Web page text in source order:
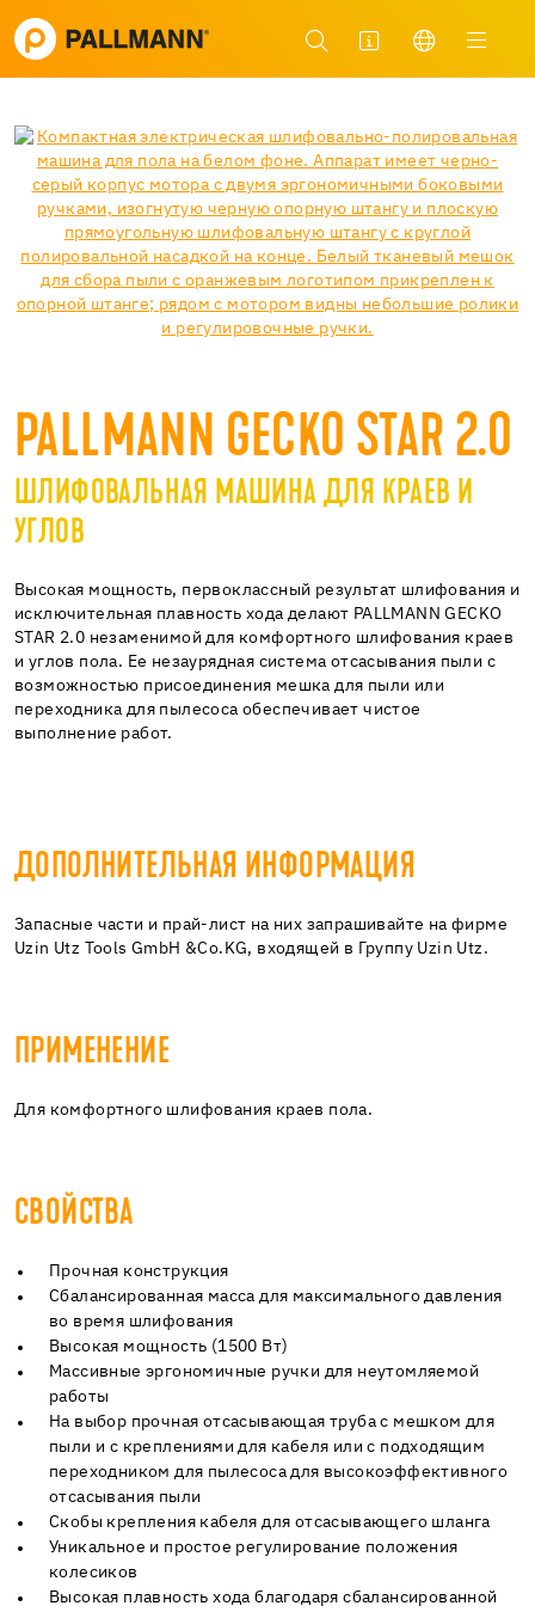
PALLMANN GECKO STAR 2.0
ШЛИФОВАЛЬНАЯ МАШИНА ДЛЯ КРАЕВ И
УГЛОВ
Высокая мощность, первоклассный результат шлифования и
исключительная плавность хода делают PALLMANN GECKO
STAR 2.0 незаменимой для комфортного шлифования краев
и углов пола. Ее незаурядная система отсасывания пыли с
возможностью присоединения мешка для пыли или
переходника для пылесоса обеспечивает чистое
выполнение работ.
ДОПОЛНИТЕЛЬНАЯ ИНФОРМАЦИЯ
Запасные части и прай-лист на них запрашивайте на фирме
Uzin Utz Tools GmbH &Co.KG, входящей в Группу Uzin Utz.
ПРИМЕНЕНИЕ
Для комфортного шлифования краев пола.
СВОЙСТВА
Прочная конструкция
Сбалансированная масса для максимального давления
во время шлифования
Высокая мощность (1500 Вт)
Массивные эргономичные ручки для неутомляемой
работы
На выбор прочная отсасывающая труба с мешком для
пыли и с креплениями для кабеля или с подходящим
переходником для пылесоса для высокоэффективного
отсасывания пыли
Скобы крепления кабеля для отсасывающего шланга
Уникальное и простое регулирование положения
колесиков
Высокая плавность хода благодаря сбалансированной